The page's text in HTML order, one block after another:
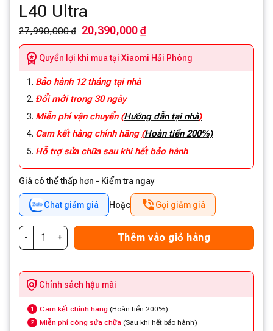
L40 Ultra
27,990,000 ₫ 20,390,000 ₫
Quyền lợi khi mua tại Xiaomi Hải Phòng
Bảo hành 12 tháng tại nhà
Đổi mới trong 30 ngày
Miễn phí vận chuyển (Hướng dẫn tại nhà)
Cam kết hàng chính hãng (Hoàn tiền 200%)
Hỗ trợ sửa chữa sau khi hết bảo hành
Giá có thể thấp hơn - Kiểm tra ngay
Chat giảm giá Hoặc Gọi giảm giá
Thêm vào giỏ hàng
Chính sách hậu mãi
1 Cam kết chính hãng (Hoàn tiền 200%)
2 Miễn phí công sửa chữa (Sau khi hết bảo hành)